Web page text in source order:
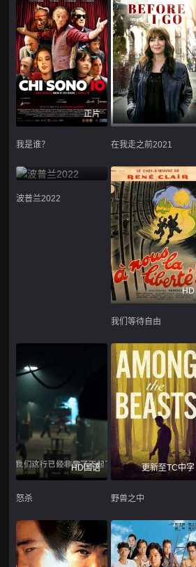
正片
我是谁？ 在我走之前2021
波普兰2022
HD
我们等待自由
HD国语
怒杀
更新至TC中字
野兽之中